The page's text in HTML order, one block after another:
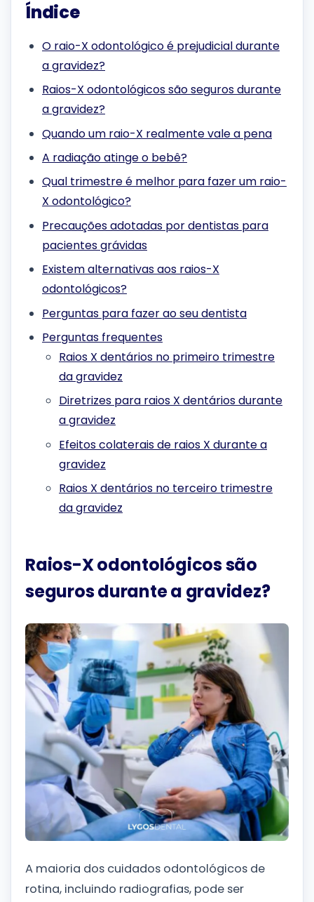
Índice
O raio-X odontológico é prejudicial durante
a gravidez?
Raios-X odontológicos são seguros durante
a gravidez?
Quando um raio-X realmente vale a pena
A radiação atinge o bebê?
Qual trimestre é melhor para fazer um raio-
X odontológico?
Precauções adotadas por dentistas para
pacientes grávidas
Existem alternativas aos raios-X
odontológicos?
Perguntas para fazer ao seu dentista
Perguntas frequentes
Raios X dentários no primeiro trimestre
da gravidez
Diretrizes para raios X dentários durante
a gravidez
Efeitos colaterais de raios X durante a
gravidez
Raios X dentários no terceiro trimestre
da gravidez
Raios-X odontológicos são
seguros durante a gravidez?
A maioria dos cuidados odontológicos de
rotina, incluindo radiografias, pode ser